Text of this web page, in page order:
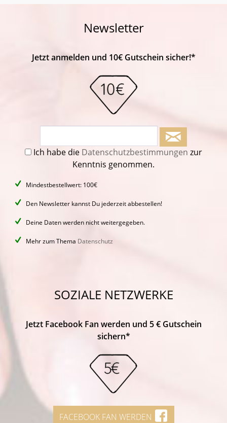
Newsletter
Jetzt anmelden und 10€ Gutschein sicher!*
Ich habe die Datenschutzbestimmungen zur
Kenntnis genommen.
Mindestbestellwert: 100€
Den Newsletter kannst Du jederzeit abbestellen!
Deine Daten werden nicht weitergegeben.
Mehr zum Thema Datenschutz
SOZIALE NETZWERKE
Jetzt Facebook Fan werden und 5 € Gutschein
sichern*
FACEBOOK FAN WERDEN